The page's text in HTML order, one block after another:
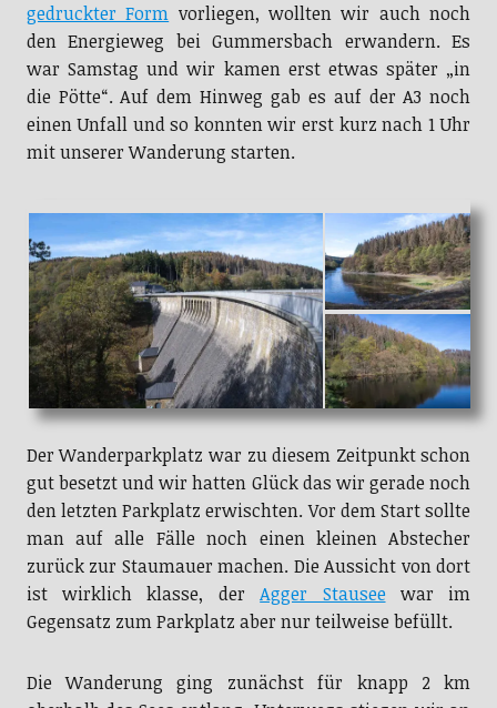
gedruckter Form vorliegen, wollten wir auch noch
den Energieweg bei Gummersbach erwandern. Es
war Samstag und wir kamen erst etwas später „in
die Pötte“. Auf dem Hinweg gab es auf der A3 noch
einen Unfall und so konnten wir erst kurz nach 1 Uhr
mit unserer Wanderung starten.
Der Wanderparkplatz war zu diesem Zeitpunkt schon
gut besetzt und wir hatten Glück das wir gerade noch
den letzten Parkplatz erwischten. Vor dem Start sollte
man auf alle Fälle noch einen kleinen Abstecher
zurück zur Staumauer machen. Die Aussicht von dort
ist wirklich klasse, derAgger Stauseewar im
Gegensatz zum Parkplatz aber nur teilweise befüllt.
Die Wanderung ging zunächst für knapp 2 km